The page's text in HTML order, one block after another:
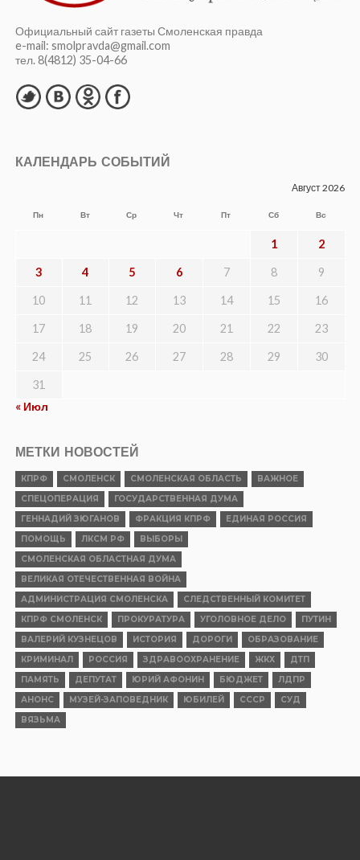
Официальный сайт газеты Смоленская правда
e-mail: smolpravda@gmail.com
тел. 8(4812) 35-04-66
КАЛЕНДАРЬ СОБЫТИЙ
Август 2026
Пн Вт Ср Чт Пт Сб Вс
1 2
3 4 5 6 7 8 9
10 11 12 13 14 15 16
17 18 19 20 21 22 23
24 25 26 27 28 29 30
31
« Июл
МЕТКИ НОВОСТЕЙ
КПРФ СМОЛЕНСК СМОЛЕНСКАЯ ОБЛАСТЬ
ВАЖНОЕ
СПЕЦОПЕРАЦИЯ
ГОСУДАРСТВЕННАЯ ДУМА
ГЕННАДИЙ ЗЮГАНОВ
ФРАКЦИЯ КПРФ
ЕДИНАЯ РОССИЯ
ПОМОЩЬ
ЛКСМ РФ
ВЫБОРЫ
СМОЛЕНСКАЯ ОБЛАСТНАЯ ДУМА
ВЕЛИКАЯ ОТЕЧЕСТВЕННАЯ ВОЙНА
АДМИНИСТРАЦИЯ СМОЛЕНСКА
СЛЕДСТВЕННЫЙ КОМИТЕТ
КПРФ СМОЛЕНСК
ПРОКУРАТУРА УГОЛОВНОЕ ДЕЛО
ПУТИН
ВАЛЕРИЙ КУЗНЕЦОВ
ИСТОРИЯ ДОРОГИ
ОБРАЗОВАНИЕ
КРИМИНАЛ
РОССИЯ ЗДРАВООХРАНЕНИЕ ЖКХ
ДТП
ПАМЯТЬ
ДЕПУТАТ ЮРИЙ АФОНИН БЮДЖЕТ
ЛДПР
АНОНС
МУЗЕЙ-ЗАПОВЕДНИК ЮБИЛЕЙ СССР
СУД
ВЯЗЬМА